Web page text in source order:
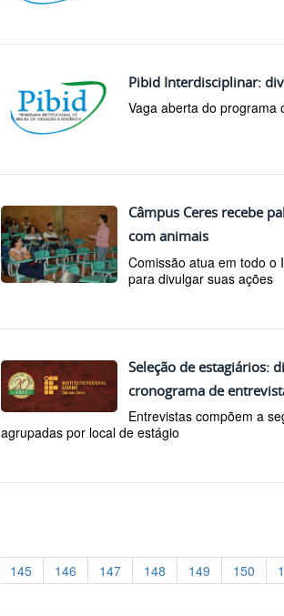
Pibid Interdisciplinar:
Vaga aberta do programa
Câmpus Ceres recebe
com animais
Comissão atua em todo o
para divulgar suas ações
Seleção de estagiários:
cronograma de
Entrevistas compõem a
agrupadas por local de estágio
145 146 147 148 149 150